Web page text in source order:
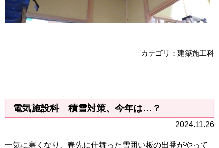
カテゴリ：建築施工科
電気施設科 積雪対策、今年は…？
2024.11.26
一気に寒くなり、春先に仕舞った雪囲い板の出番がやって